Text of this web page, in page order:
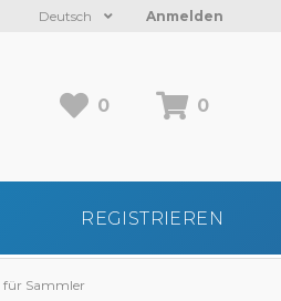
Anmelden
Deutsch
0 0
REGISTRIEREN
für Sammler